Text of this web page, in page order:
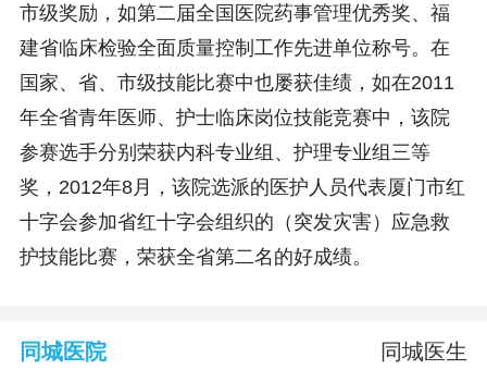
市级奖励，如第二届全国医院药事管理优秀奖、福
建省临床检验全面质量控制工作先进单位称号。在
国家、省、市级技能比赛中也屡获佳绩，如在2011
年全省青年医师、护士临床岗位技能竞赛中，该院
参赛选手分别荣获内科专业组、护理专业组三等
奖，2012年8月，该院选派的医护人员代表厦门市红
十字会参加省红十字会组织的（突发灾害）应急救
护技能比赛，荣获全省第二名的好成绩。
同城医院 同城医生